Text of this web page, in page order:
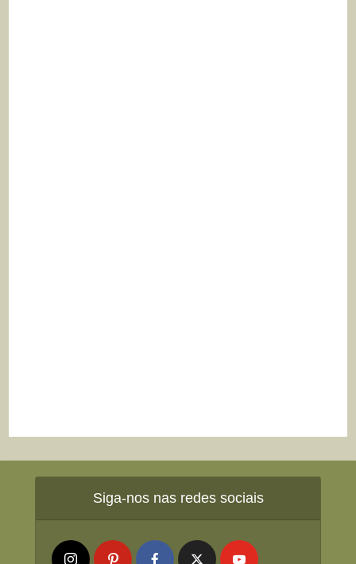
Siga-nos nas redes sociais